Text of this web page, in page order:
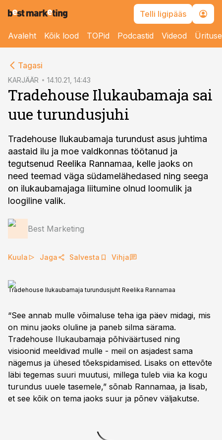
Telli ligipääs
Avaleht Kõik lood TOPid Podcastid Videod
Tagasi
KARJÄÄR 14.10.21, 14:43
Tradehouse Ilukaubamaja sai
uue turundusjuhi
Tradehouse Ilukaubamaja turundust asus juhtima
aastaid ilu ja moe valdkonnas töötanud ja
tegutsenud Reelika Rannamaa, kelle jaoks on
need teemad väga südamelähedased ning seega
on ilukaubamajaga liitumine olnud loomulik ja
loogiline valik.
Best Marketing
Kuula Jaga Salvesta Vihja
Tradehouse Ilukaubamaja turundusjuht Reelika Rannamaa
“See annab mulle võimaluse teha iga päev midagi, mis
on minu jaoks oluline ja paneb silma särama.
Tradehouse Ilukaubamaja põhiväärtused ning
visioonid meeldivad mulle - meil on asjadest sama
nägemus ja ühesed tõekspidamised. Lisaks on ettevõte
läbi tegemas suuri muutusi, millega tuleb viia ka kogu
turundus uuele tasemele,” sõnab Rannamaa, ja lisab,
et see kõik on tema jaoks suur ja põnev väljakutse.